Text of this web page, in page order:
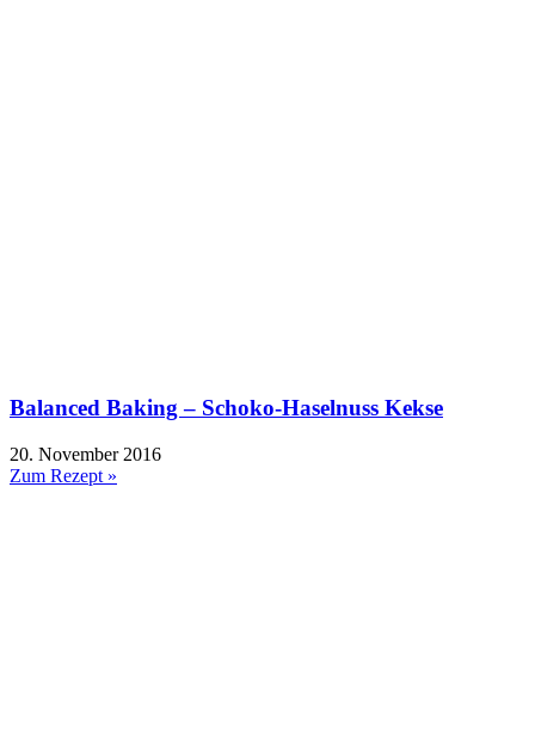
Balanced Baking – Schoko-Haselnuss Kekse
20. November 2016
Zum Rezept »